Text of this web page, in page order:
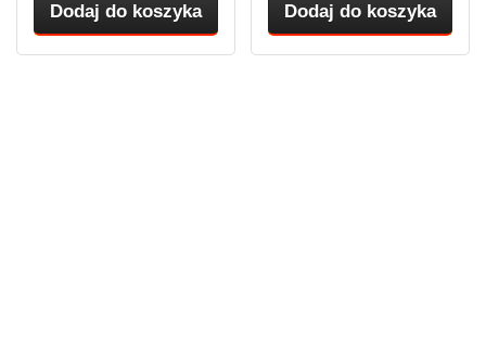
Dodaj do koszyka Dodaj do koszyka